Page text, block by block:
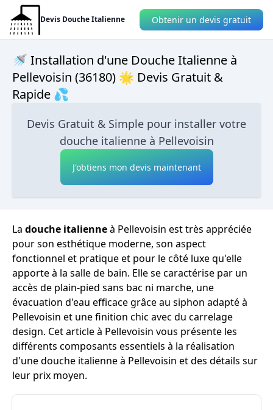
Devis Douche Italienne Obtenir un devis gratuit
🚿 Installation d'une Douche Italienne à
Pellevoisin (36180) 🌟 Devis Gratuit &
Rapide 💦
Devis Gratuit & Simple pour installer votre
douche italienne à Pellevoisin
J'obtiens mon devis maintenant
La douche italienneà Pellevoisin est très appréciée
pour son esthétique moderne, son aspect
fonctionnel et pratique et pour le côté luxe qu'elle
apporte à la salle de bain. Elle se caractérise par un
accès de plain-pied sans bac ni marche, une
évacuation d'eau efficace grâce au siphon adapté à
Pellevoisin et une finition chic avec du carrelage
design. Cet article à Pellevoisin vous présente les
différents composants essentiels à la réalisation
d'une douche italienne à Pellevoisin et des détails sur
leur prix moyen.